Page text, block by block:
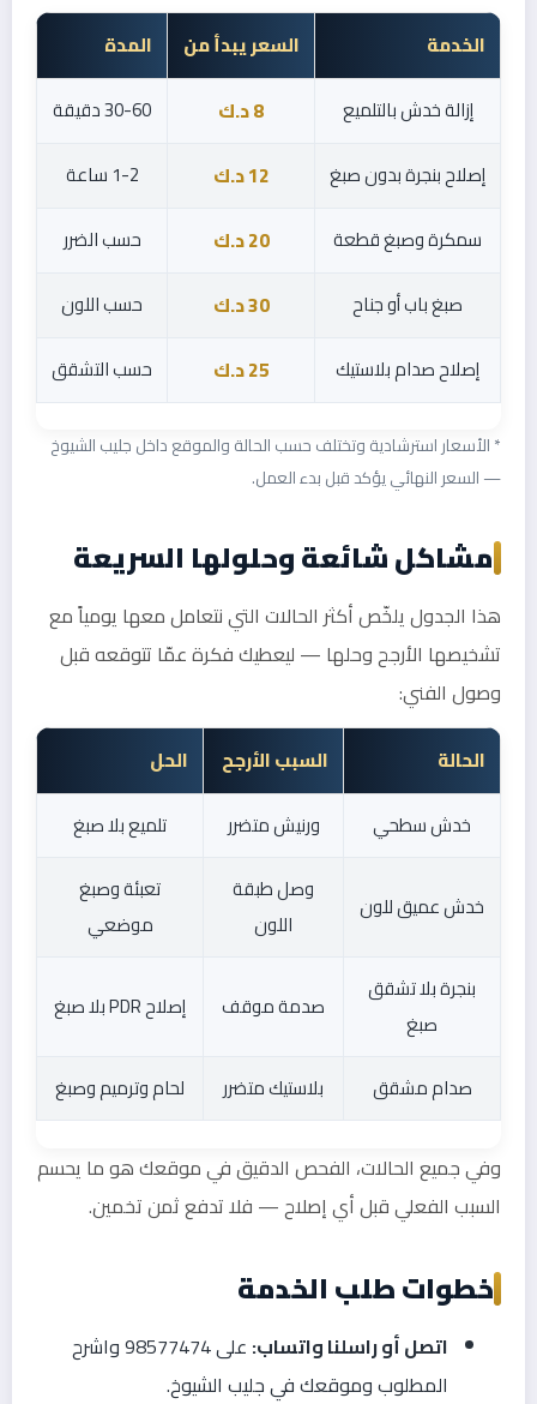
الخدمة السعر يبدأ من
المدة
إزالة خدش بالتلميع
8 د.ك
30-60 دقيقة
إصلاح بنجرة بدون صبغ
12 د.ك
1-2 ساعة
سمكرة وصبغ قطعة
20 د.ك
حسب الضرر
صبغ باب أو جناح
30 د.ك
حسب اللون
إصلاح صدام بلاستيك
25 د.ك حسب التشقق
* الأسعار استرشادية وتختلف حسب الحالة والموقع داخل جليب الشيوخ
— السعر النهائي يؤكد قبل بدء العمل.
مشاكل شائعة وحلولها السريعة
هذا الجدول يلخّص أكثر الحالات التي نتعامل معها يومياً مع
تشخيصها الأرجح وحلها — ليعطيك فكرة عمّا تتوقعه قبل
وصول الفني:
الحالة السبب الأرجح
الحل
خدش سطحي
ورنيش متضرر تلميع بلا صبغ
خدش عميق للون
وصل طبقة
اللون
تعبئة وصبغ
موضعي
بنجرة بلا تشقق
صبغ
صدمة موقف إصلاح PDR بلا صبغ
صدام مشقق بلاستيك متضرر لحام وترميم وصبغ
وفي جميع الحالات، الفحص الدقيق في موقعك هو ما يحسم
السبب الفعلي قبل أي إصلاح — فلا تدفع ثمن تخمين.
خطوات طلب الخدمة
اتصل أو راسلنا واتساب:
على 98577474 واشرح
المطلوب وموقعك في جليب الشيوخ.